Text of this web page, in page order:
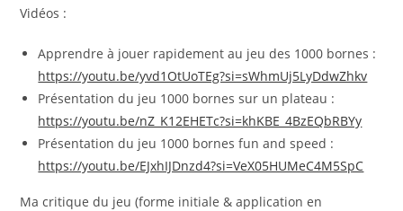
Vidéos :
Apprendre à jouer rapidement au jeu des 1000 bornes :
https://youtu.be/yvd1OtUoTEg?si=sWhmUj5LyDdwZhkv
Présentation du jeu 1000 bornes sur un plateau :
https://youtu.be/nZ_K12EHETc?si=khKBE_4BzEQbRBYy
Présentation du jeu 1000 bornes fun and speed :
https://youtu.be/EJxhIJDnzd4?si=VeX05HUMeC4M5SpC
Ma critique du jeu (forme initiale & application en